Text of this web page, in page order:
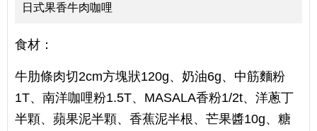
日式果香牛肉咖哩
食材：
牛肋條肉切2cm方塊狀120g、奶油6g、中筋麵粉
1T、南洋咖哩粉1.5T、MASALA香粉1/2t、洋蔥丁
半顆、蘋果泥半顆、香蕉泥半根、芒果醬10g、糖